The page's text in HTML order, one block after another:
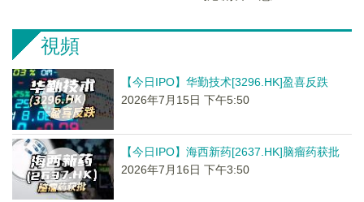
視頻
【今日IPO】华勤技术[3296.HK]盈喜反跌
2026年7月15日 下午5:50
【今日IPO】海西新药[2637.HK]脑瘤药获批
2026年7月16日 下午3:50